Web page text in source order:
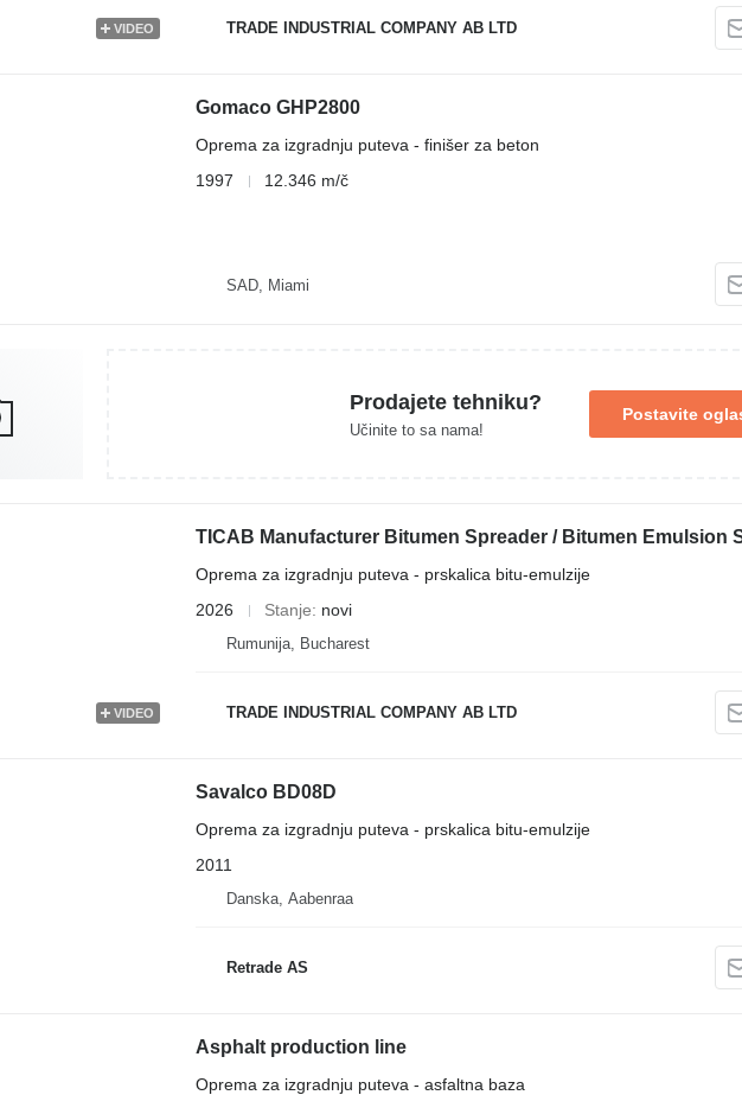
VIDEO TRADE INDUSTRIAL COMPANY AB LTD
Gomaco GHP2800
Oprema za izgradnju puteva - finišer za beton
1997
12.346 m/č
SAD, Miami
Prodajete tehniku?
Učinite to sa nama!
Postavite
VIDEO
TICAB Manufacturer Bitumen Spreader / Bitumen Emulsion
Oprema za izgradnju puteva - prskalica bitu-emulzije
2026
Stanje novi
Rumunija, Bucharest
TRADE INDUSTRIAL COMPANY AB LTD
Savalco BD08D
Oprema za izgradnju puteva - prskalica bitu-emulzije
2011
Danska, Aabenraa
Retrade AS
Asphalt production line
Oprema za izgradnju puteva - asfaltna baza